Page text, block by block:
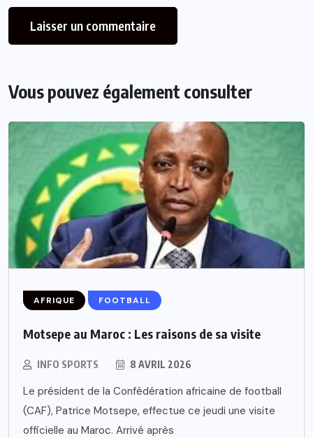
Vous pouvez également consulter
AFRIQUE FOOTBALL
Motsepe au Maroc : Les raisons de sa visite
INFO SPORTS 8 AVRIL 2026
Le président de la Confédération africaine de football
(CAF), Patrice Motsepe, effectue ce jeudi une visite
officielle au Maroc. Arrivé après